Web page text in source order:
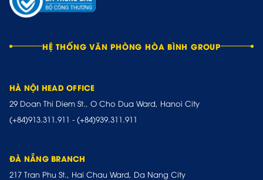
HỆ THỐNG VĂN PHÒNG HÒA BÌNH GROUP
HÀ NỘI HEAD OFFICE
29 Doan Thi Diem St., O Cho Dua Ward, Hanoi City
(+84)913.311.911 - (+84)939.311.911
ĐÀ NẴNG BRANCH
217 Tran Phu St., Hai Chau Ward, Da Nang City